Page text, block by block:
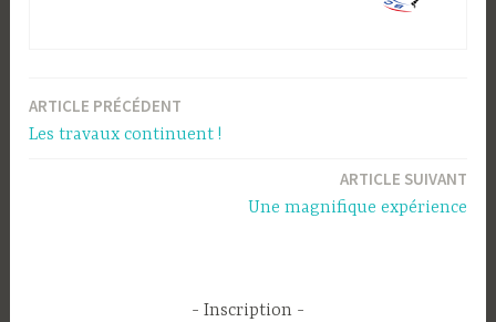
Navigation
ARTICLE PRÉCÉDENT
Les travaux continuent !
ARTICLE SUIVANT
Une magnifique expérience
Inscription